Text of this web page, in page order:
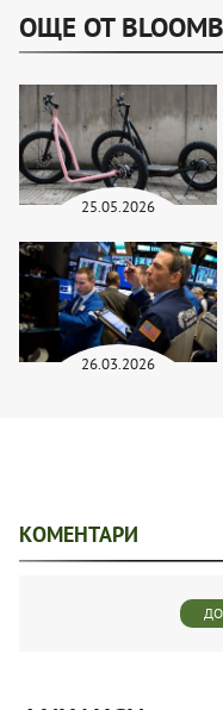
ОЩЕ ОТ
25.05.2026
26.03.2026
КОМЕНТАРИ